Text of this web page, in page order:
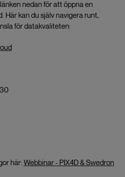
nedan för att öppna en
Här kan du själv navigera runt,
för datakvaliteten:
här: Webbinar - PIX4D & Swedron